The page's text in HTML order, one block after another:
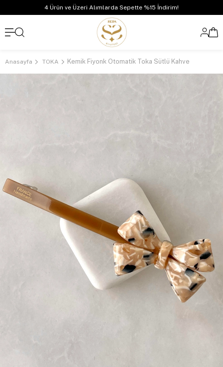
4 Ürün ve Üzeri Alımlarda Sepette %15 İndirim!
Anasayfa TOKA Kemik Fiyonk Otomatik Toka Sütlü Kahve